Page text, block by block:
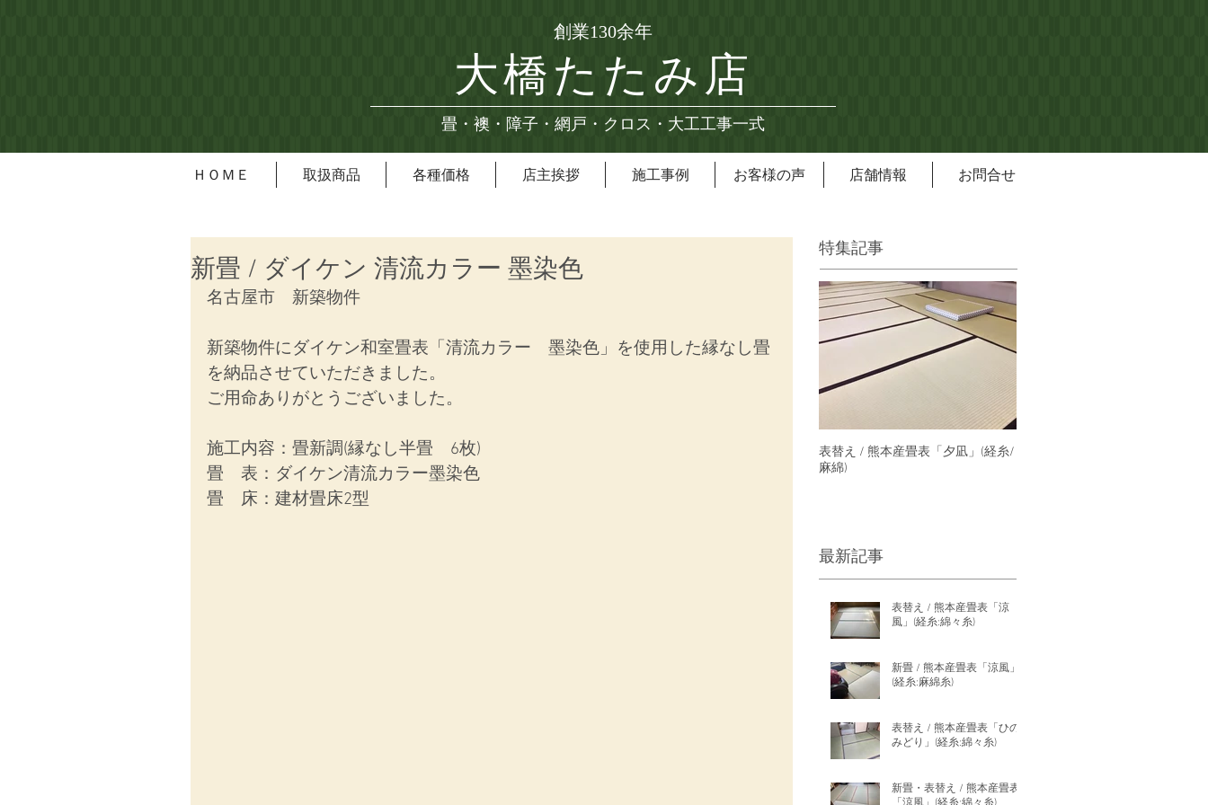
創業130余年
大橋たたみ店
畳・襖・障子・網戸・クロス・大工工事一式
ＨＯＭＥ 取扱商品 各種価格 店主挨拶 施工事例 お客様の声 店舗情報 お問合せ
新畳 / ダイケン 清流カラー 墨染色
名古屋市 新築物件
新築物件にダイケン和室畳表「清流カラー　墨染色」を使用した縁なし畳
を納品させていただきました。
ご用命ありがとうございました。
施工内容： 畳新調(縁なし半畳　6枚)
畳　表： ダイケン清流カラー墨染色
畳　床： 建材畳床2型
特集記事
表替え / 熊本産畳表「夕凪」(経糸/
麻綿)
最新記事
表替え / 熊本産畳表「涼
風」(経糸:綿々糸)
新畳 / 熊本産畳表「涼風」
(経糸:麻綿糸)
表替え / 熊本産畳表「ひの
みどり」(経糸:綿々糸)
新畳・表替え / 熊本産畳表